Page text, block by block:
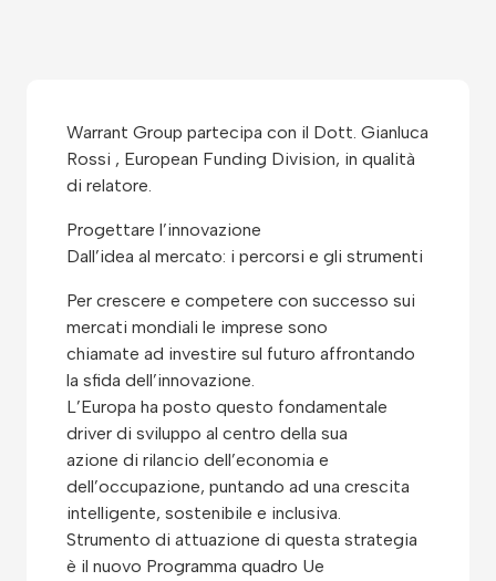
Warrant Group partecipa con il Dott. Gianluca
Rossi , European Funding Division, in qualità
di relatore.
Progettare l’innovazione
Dall’idea al mercato: i percorsi e gli strumenti
Per crescere e competere con successo sui
mercati mondiali le imprese sono
chiamate ad investire sul futuro affrontando
la sfida dell’innovazione.
L’Europa ha posto questo fondamentale
driver di sviluppo al centro della sua
azione di rilancio dell’economia e
dell’occupazione, puntando ad una crescita
intelligente, sostenibile e inclusiva.
Strumento di attuazione di questa strategia
è il nuovo Programma quadro Ue